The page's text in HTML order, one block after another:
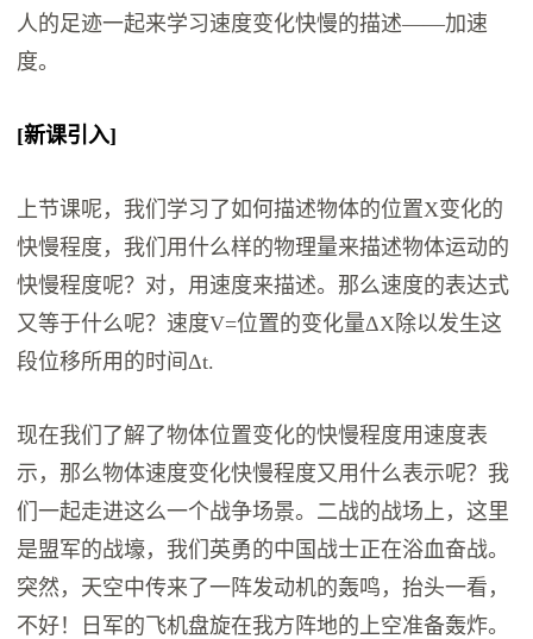
人的足迹一起来学习速度变化快慢的描述——加速
度。
[新课引入]
上节课呢，我们学习了如何描述物体的位置X变化的
快慢程度，我们用什么样的物理量来描述物体运动的
快慢程度呢？对，用速度来描述。那么速度的表达式
又等于什么呢？速度V=位置的变化量ΔX除以发生这
段位移所用的时间Δt.
现在我们了解了物体位置变化的快慢程度用速度表
示，那么物体速度变化快慢程度又用什么表示呢？我
们一起走进这么一个战争场景。二战的战场上，这里
是盟军的战壕，我们英勇的中国战士正在浴血奋战。
突然，天空中传来了一阵发动机的轰鸣，抬头一看，
不好！日军的飞机盘旋在我方阵地的上空准备轰炸。